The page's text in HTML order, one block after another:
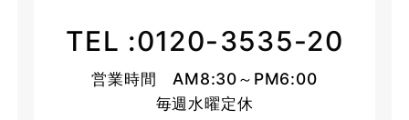
TEL :0120-3535-20
営業時間 AM8:30～PM6:00
毎週水曜定休